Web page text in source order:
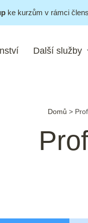
ke kurzům v rámci
Další služby
Domů >